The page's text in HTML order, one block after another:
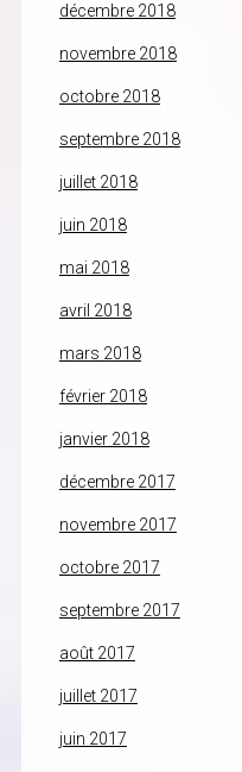
décembre 2018
novembre 2018
octobre 2018
septembre 2018
juillet 2018
juin 2018
mai 2018
avril 2018
mars 2018
février 2018
janvier 2018
décembre 2017
novembre 2017
octobre 2017
septembre 2017
août 2017
juillet 2017
juin 2017